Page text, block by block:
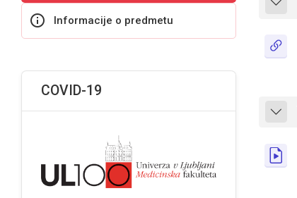
Skrči
Skrči
Informacije o predmetu
Bloki
COVID-19